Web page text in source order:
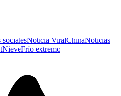
socialesNoticia ViralChinaNoticias
NieveFrío extremo